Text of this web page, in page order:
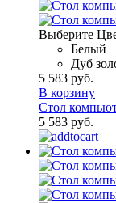
Выберите
Белый
Дуб
5 583 руб.
В корзину
Стол
5 583 руб.